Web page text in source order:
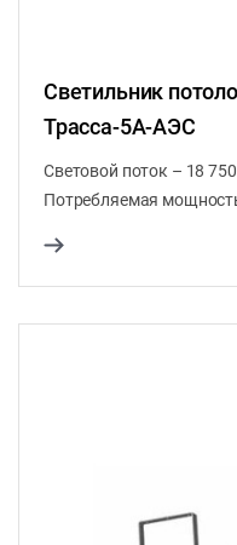
Светильник
Трасса-5A-АЭС
Световой поток – 18
Потребляемая